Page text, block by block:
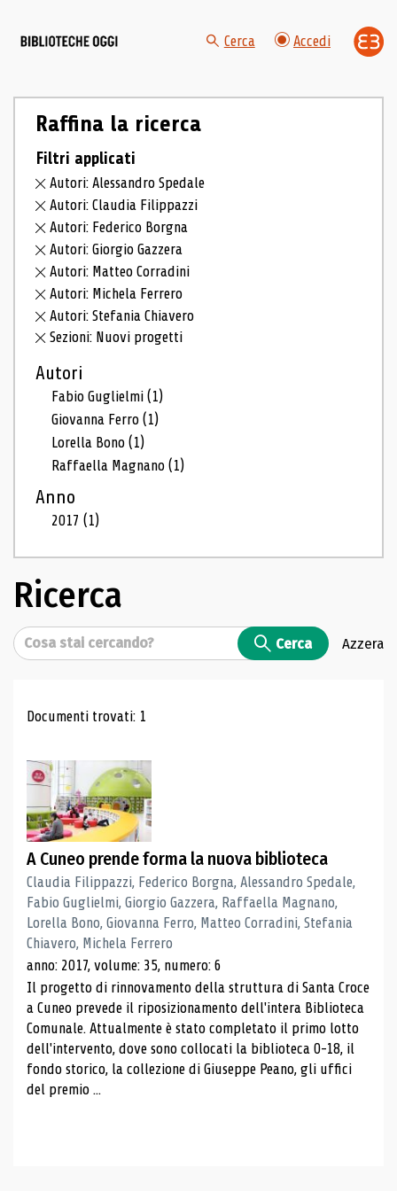
Cerca Accedi
Raffina la ricerca
Filtri applicati
Autori: Alessandro Spedale
Autori: Claudia Filippazzi
Autori: Federico Borgna
Autori: Giorgio Gazzera
Autori: Matteo Corradini
Autori: Michela Ferrero
Autori: Stefania Chiavero
Sezioni: Nuovi progetti
Autori
Fabio Guglielmi(1)
Giovanna Ferro(1)
Lorella Bono(1)
Raffaella Magnano(1)
Anno
2017(1)
Ricerca
Cerca Cerca Azzera
Risultati di ricerca
Documenti trovati: 1
A Cuneo prende forma la nuova biblioteca
Claudia Filippazzi, Federico Borgna, Alessandro Spedale,
Fabio Guglielmi, Giorgio Gazzera, Raffaella Magnano,
Lorella Bono, Giovanna Ferro, Matteo Corradini, Stefania
Chiavero, Michela Ferrero
anno: 2017, volume: 35, numero: 6
Il progetto di rinnovamento della struttura di Santa Croce
a Cuneo prevede il riposizionamento dell'intera Biblioteca
Comunale. Attualmente è stato completato il primo lotto
dell'intervento, dove sono collocati la biblioteca 0-18, il
fondo storico, la collezione di Giuseppe Peano, gli uffici
del premio ...